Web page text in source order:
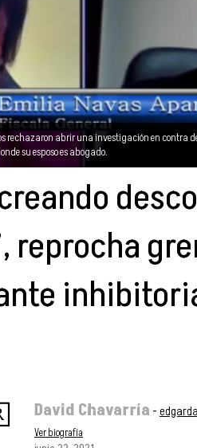
rechazaron abrir una investigación en contra
su esposo es abogado.
reprocha
David Chavarría -
Ver biografía